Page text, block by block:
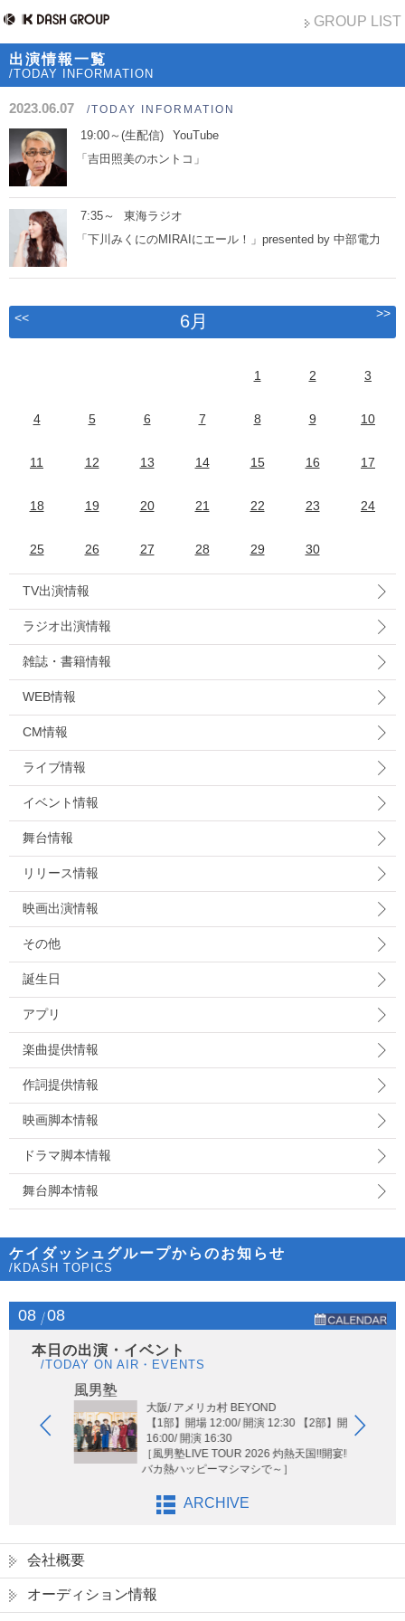
GROUP LIST
出演情報一覧
/TODAY INFORMATION
2023.06.07 /TODAY INFORMATION
19:00～(生配信)
YouTube
「吉田照美のホントコ」
7:35～
東海ラジオ
「下川みくにのMIRAIにエール！」presented by 中部電力
<< 6月 >>
1 2 3
4 5 6 7 8 9 10
11 12 13 14 15 16 17
18 19 20 21 22 23 24
25 26 27 28 29 30
TV出演情報
ラジオ出演情報
雑誌・書籍情報
WEB情報
CM情報
ライブ情報
イベント情報
舞台情報
リリース情報
映画出演情報
その他
誕生日
アプリ
楽曲提供情報
作詞提供情報
映画脚本情報
ドラマ脚本情報
舞台脚本情報
ケイダッシュグループからのお知らせ
/KDASH TOPICS
08 08
本日の出演・イベント
/TODAY ON AIR・EVENTS
風男塾
大阪/ アメリカ村 BEYOND
【1部】開場 12:00/ 開演 12:30 【2部】開場
16:00/ 開演 16:30
［風男塾LIVE TOUR 2026 灼熱天国!!開宴!! ～
バカ熱ハッピーマシマシで～］
ARCHIVE
会社概要
オーディション情報